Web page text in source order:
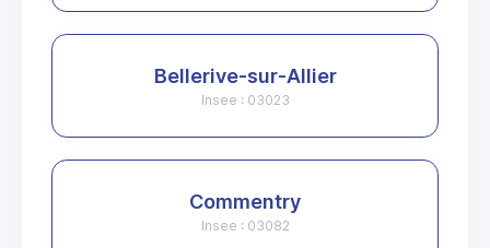
Bellerive-sur-Allier
Insee : 03023
Commentry
Insee : 03082